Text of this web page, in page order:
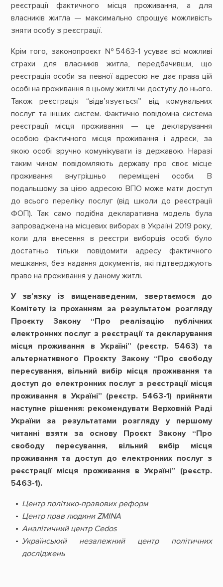
реєстрації фактичного місця проживання, а для
власників житла — максимально спрощує можливість
зняти особу з реєстрації.
Крім того, законопроєкт №5463-1 усуває всі можливі
страхи для власників житла, передбачивши, що
реєстрація особи за певної адресою не дає права цій
особі на проживання в цьому житлі чи доступу до нього.
Також реєстрація “відв’язується” від комунальних
послуг та інших систем. Фактично повідомна система
реєстрації місця проживання — це декларування
особою фактичного місця проживання і адреси, за
якою особі зручно комунікувати із державою. Наразі
таким чином повідомляють державу про своє місце
проживання внутрішньо переміщені особи. В
подальшому за цією адресою ВПО може мати доступ
до всього переліку послуг (від школи до реєстрації
ФОП). Так само подібна декларативна модель була
запроваджена на місцевих виборах в Україні 2019 року,
коли для внесення в реєстри виборців особі було
достатньо тільки повідомити адресу фактичного
мешкання, без надання документів, які підтверджують
право на проживання у даному житлі.
У зв’язку із вищенаведеним, звертаємося до
Комітету із проханням за результатом розгляду
Проєкту Закону “Про реалізацію публічних
електронних послуг з реєстрації та декларування
місця проживання в Україні” (реєстр. 5463) та
альтернативного Проєкту Закону “Про свободу
пересування, вільний вибір місця проживання та
доступ до електронних послуг з реєстрації місця
проживання в Україні” (реєстр. 5463-1) прийняти
наступне рішення: рекомендувати Верховній Раді
України за результатами розгляду у першому
читанні взяти за основу Проєкт Закону “Про
свободу пересування, вільний вибір місця
проживання та доступ до електронних послуг з
реєстрації місця проживання в Україні” (реєстр.
5463-1).
Центр політико-правових реформ
Центр прав людини ZMINA
Аналітичний центр Cedos
Український незалежний центр політичних
досліджень